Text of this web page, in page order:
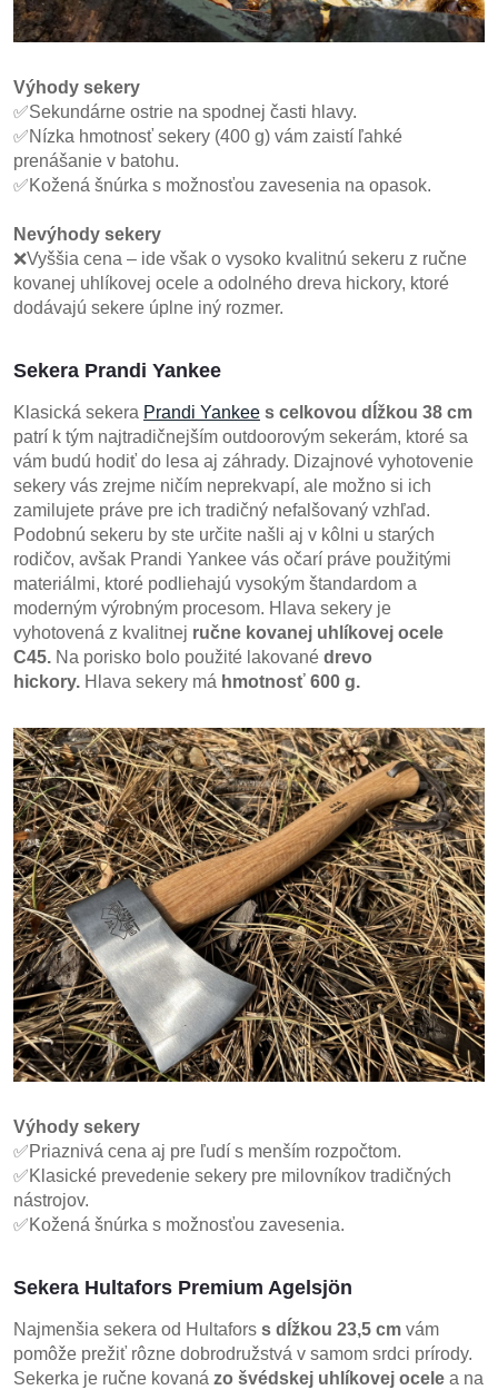
Výhody sekery
✅Sekundárne ostrie na spodnej časti hlavy.
✅Nízka hmotnosť sekery (400 g) vám zaistí ľahké
prenášanie v batohu.
✅Kožená šnúrka s možnosťou zavesenia na opasok.
Nevýhody sekery
❌Vyššia cena – ide však o vysoko kvalitnú sekeru z ručne
kovanej uhlíkovej ocele a odolného dreva hickory, ktoré
dodávajú sekere úplne iný rozmer.
Sekera Prandi Yankee
Klasická sekera Prandi Yankee s celkovou dĺžkou 38 cm
patrí k tým najtradičnejším outdoorovým sekerám, ktoré sa
vám budú hodiť do lesa aj záhrady. Dizajnové vyhotovenie
sekery vás zrejme ničím neprekvapí, ale možno si ich
zamilujete práve pre ich tradičný nefalšovaný vzhľad.
Podobnú sekeru by ste určite našli aj v kôlni u starých
rodičov, avšak Prandi Yankee vás očarí práve použitými
materiálmi, ktoré podliehajú vysokým štandardom a
moderným výrobným procesom. Hlava sekery je
vyhotovená z kvalitnej ručne kovanej uhlíkovej ocele
C45. Na porisko bolo použité lakované drevo
hickory. Hlava sekery má hmotnosť 600 g.
Výhody sekery
✅Priaznivá cena aj pre ľudí s menším rozpočtom.
✅Klasické prevedenie sekery pre milovníkov tradičných
nástrojov.
✅Kožená šnúrka s možnosťou zavesenia.
Sekera Hultafors Premium Agelsjön
Najmenšia sekera od Hultafors s dĺžkou 23,5 cm vám
pomôže prežiť rôzne dobrodružstvá v samom srdci prírody.
Sekerka je ručne kovaná zo švédskej uhlíkovej ocele a na